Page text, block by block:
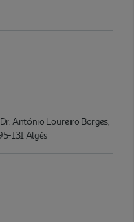
António Loureiro Borges,
131 Algés